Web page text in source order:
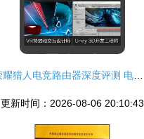
更新时间：2026-08-06 20:10:43